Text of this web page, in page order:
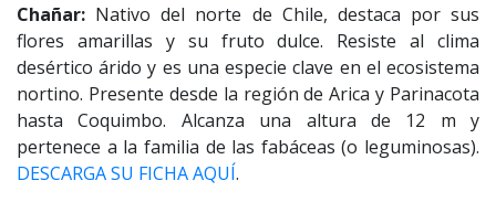
Chañar: Nativo del norte de Chile, destaca por sus
flores amarillas y su fruto dulce. Resiste al clima
desértico árido y es una especie clave en el ecosistema
nortino. Presente desde la región de Arica y Parinacota
hasta Coquimbo. Alcanza una altura de 12 m y
pertenece a la familia de las fabáceas (o leguminosas).
DESCARGA SU FICHA AQUÍ.